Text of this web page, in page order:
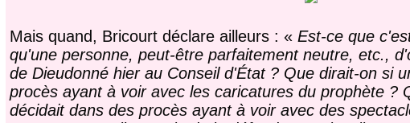
Mais quand, Bricourt déclare ailleurs : « Est-ce que
qu'une personne, peut-être parfaitement neutre, etc.,
de Dieudonné hier au Conseil d'État ? Que dirait-on si
procès ayant à voir avec les caricatures du prophète ?
décidait dans des procès ayant à voir avec des